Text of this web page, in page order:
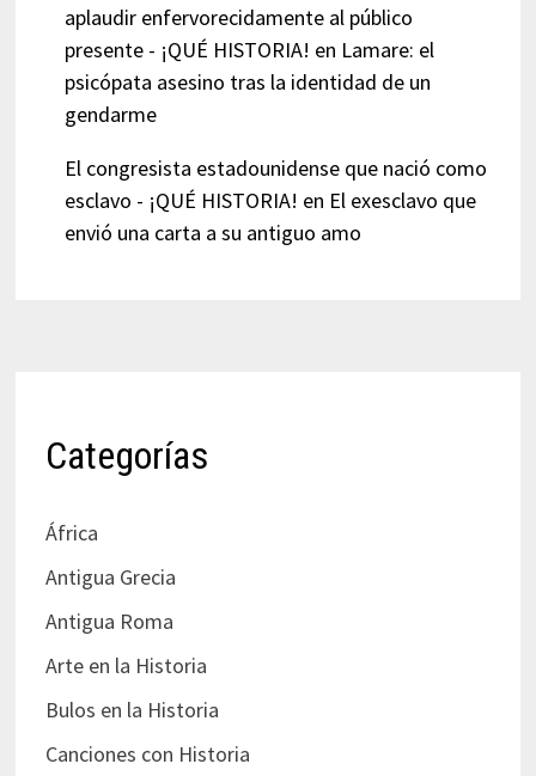
aplaudir enfervorecidamente al público
presente - ¡QUÉ HISTORIA! en Lamare: el
psicópata asesino tras la identidad de un
gendarme
El congresista estadounidense que nació como
esclavo - ¡QUÉ HISTORIA! en El exesclavo que
envió una carta a su antiguo amo
Categorías
África
Antigua Grecia
Antigua Roma
Arte en la Historia
Bulos en la Historia
Canciones con Historia